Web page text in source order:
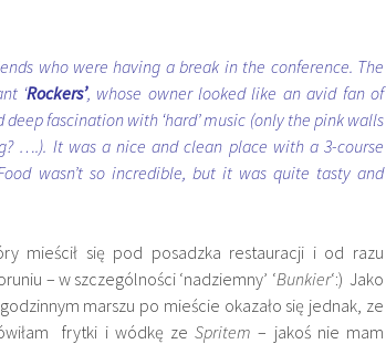
who were having a break in the conference. The
‘Rockers’, whose owner looked like an avid fan of
fascination with ‘hard’ music (only the pink walls
….). It was a nice and clean place with a 3-course
wasn’t so incredible, but it was quite tasty and
mieścił się pod posadzka restauracji i od razu
– w szczególności ‘nadziemny’ ‘Bunkier‘:) Jako
marszu po mieście okazało się jednak, ze
frytki i wódkę ze Spritem – jakoś nie mam